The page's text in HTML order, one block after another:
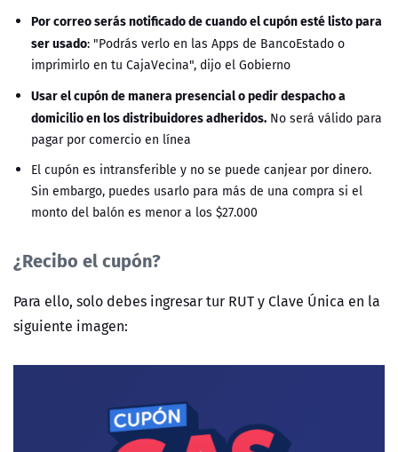
Por correo serás notificado de cuando el cupón esté listo para
ser usado: "Podrás verlo en las Apps de BancoEstado o
imprimirlo en tu CajaVecina", dijo el Gobierno
Usar el cupón de manera presencial o pedir despacho a
domicilio en los distribuidores adheridos. No será válido para
pagar por comercio en línea
El cupón es intransferible y no se puede canjear por dinero.
Sin embargo, puedes usarlo para más de una compra si el
monto del balón es menor a los $27.000
¿Recibo el cupón?
Para ello, solo debes ingresar tur RUT y Clave Única en la
siguiente imagen: